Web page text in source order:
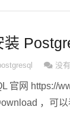
装
没
官网 https://
，可